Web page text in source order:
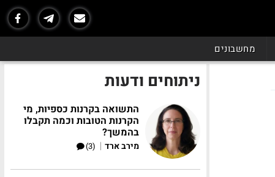
מחשבונים
ניתוחים ודעות
התשואה בקרנות כספיות, מי
הקרנות הטובות וכמה תקבלו
בהמשך?
מירב ארד |
(3)